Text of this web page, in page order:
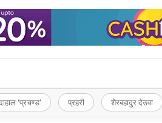
‘प्रचण्ड’ प्रहरी शेरबहादुर देउवा